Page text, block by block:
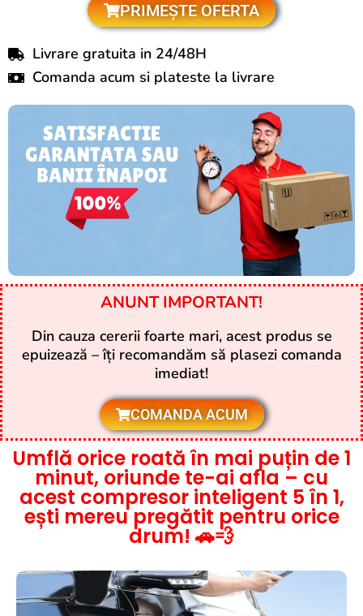
PRIMEȘTE OFERTA
Livrare gratuita in 24/48H
Comanda acum si plateste la livrare
ANUNT IMPORTANT!
Din cauza cererii foarte mari, acest produs se
epuizează – îți recomandăm să plasezi comanda
imediat!
COMANDA ACUM
Umflă orice roată în mai puțin de 1
minut, oriunde te-ai afla – cu
acest compresor inteligent 5 în 1,
ești mereu pregătit pentru orice
drum! 🚗💨